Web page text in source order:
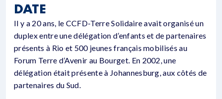
DATE
Il y a 20 ans, le CCFD-Terre Solidaire avait organisé un
duplex entre une délégation d’enfants et de partenaires
présents à Rio et 500 jeunes français mobilisés au
Forum Terre d’Avenir au Bourget. En 2002, une
délégation était présente à Johannesburg, aux côtés de
partenaires du Sud.